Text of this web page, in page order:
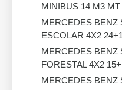
MINIBUS 14 M3 MT
MERCEDES BENZ
ESCOLAR 4X2
MERCEDES BENZ
FORESTAL 4X2
MERCEDES BENZ